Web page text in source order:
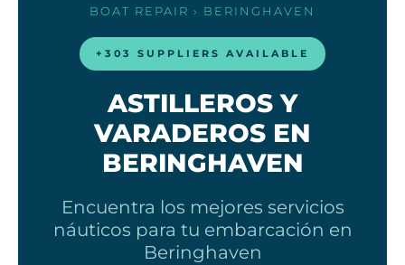
BOAT REPAIR › BERINGHAVEN
+303 SUPPLIERS AVAILABLE
ASTILLEROS Y
VARADEROS EN
BERINGHAVEN
Encuentra los mejores servicios
náuticos para tu embarcación en
Beringhaven